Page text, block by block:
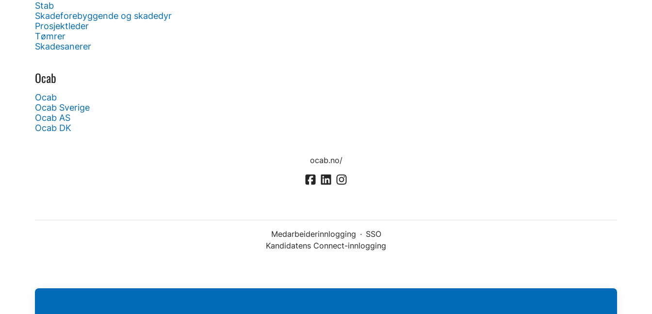
Stab
Skadeforebyggende og skadedyr
Prosjektleder
Tømrer
Skadesanerer
Ocab
Ocab
Ocab Sverige
Ocab AS
Ocab DK
ocab.no/
Medarbeiderinnlogging · SSO
Kandidatens Connect-innlogging